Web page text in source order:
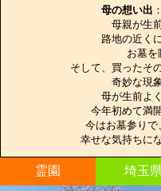
母の想い出
母親が生
路地の近く
お墓を
そして、買ったそ
奇妙な現
母が生前よ
今年初めて満
今はお墓参りで
幸せな気持ちに
霊園 埼玉県